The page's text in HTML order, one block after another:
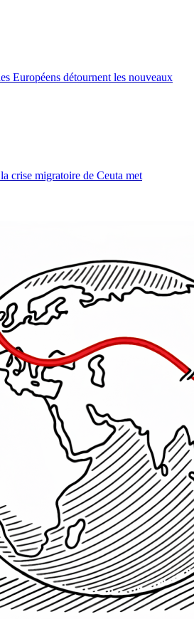
Européens détournent les nouveaux
crise migratoire de Ceuta met